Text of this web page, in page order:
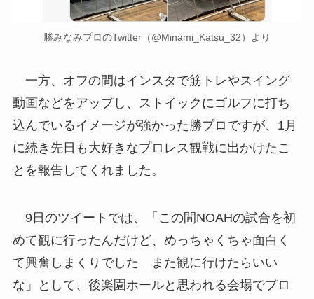
勝みなみプロのTwitter（@Minami_Katsu_32）より
一方、オフの間はインスタで筋トレやスイング
動画などをアップし、ストイックにゴルフに打ち
込んでいるイメージが強かった勝プロですが、1月
に続き先日も大好きなプロレス観戦に出かけたこ
とを報告してくれました。
9日のツイートでは、「この間NOAHの試合を初
めて観に行ったんだけど、めっちゃくちゃ面白く
て興奮しまくりでした また観に行けたらいい
な」として、後楽園ホールと思われる会場でプロ